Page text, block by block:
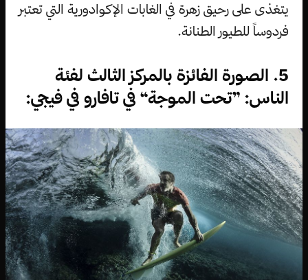
يتغذى على رحيق زهرة في الغابات الإكوادورية التي تعتبر
فردوساً للطيور الطنانة.
5. الصورة الفائزة بالمركز الثالث لفئة
الناس: ”تحت الموجة“ في تافارو في فيجي: